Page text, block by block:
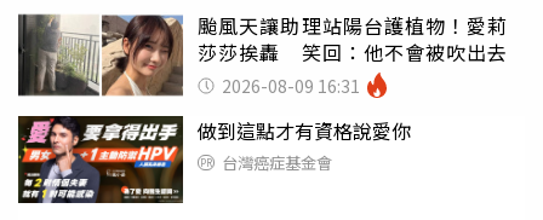
颱風天讓助理站陽台護植物！愛莉
莎莎挨轟 笑回：他不會被吹出去
2026-08-09 16:31
做到這點才有資格說愛你
台灣癌症基金會